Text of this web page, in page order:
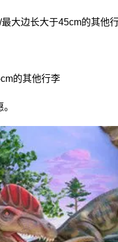
大边长大于45cm的其他
的其他行李